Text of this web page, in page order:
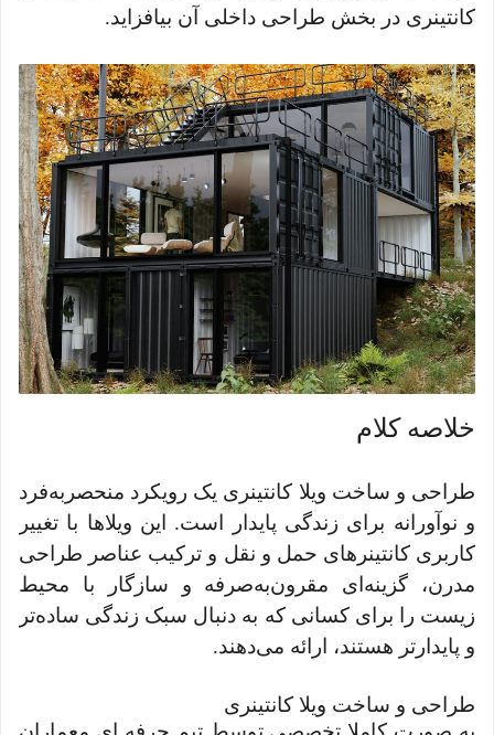
کانتینری در بخش طراحی داخلی آن بیافزاید.
خلاصه کلام
طراحی و ساخت ویلا کانتینری یک رویکرد منحصربه‌فرد
و نوآورانه برای زندگی پایدار است. این ویلاها با تغییر
کاربری کانتینرهای حمل و نقل و ترکیب عناصر طراحی
مدرن، گزینه‌ای مقرون‌به‌صرفه و سازگار با محیط
زیست را برای کسانی که به دنبال سبک زندگی ساده‌تر
و پایدارتر هستند، ارائه می‌دهند.
طراحی و ساخت ویلا کانتینری